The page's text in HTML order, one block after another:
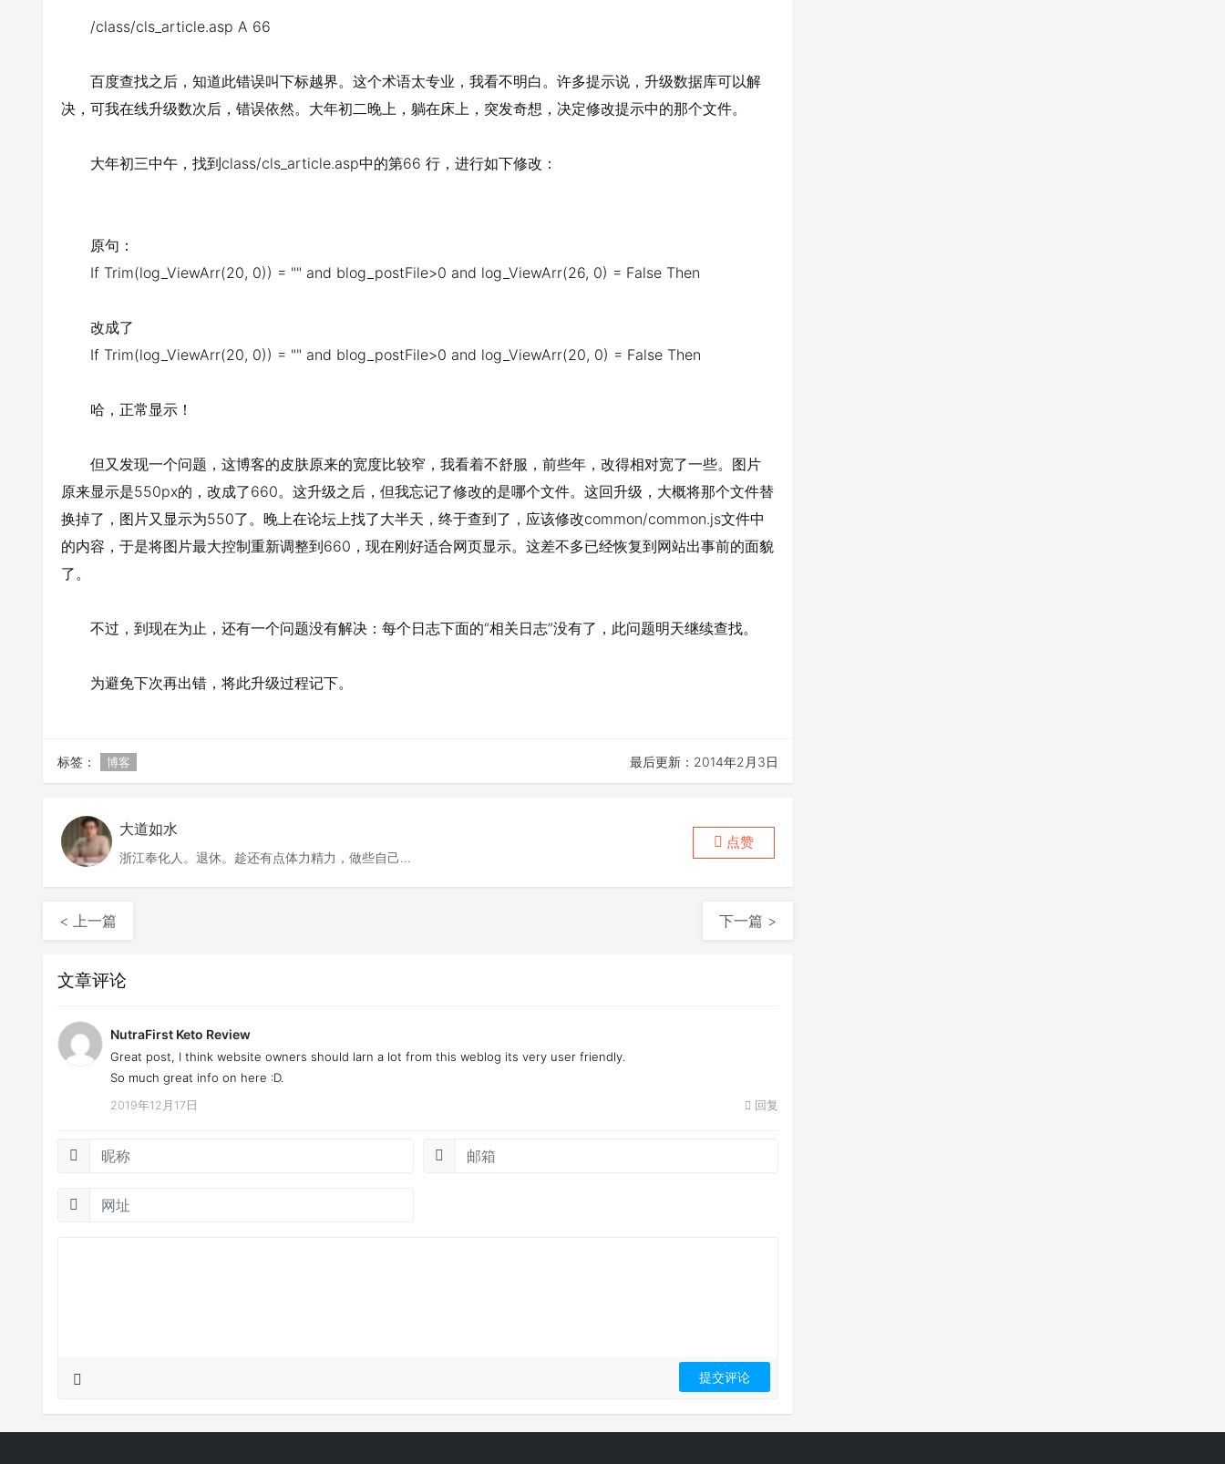
/class/cls_article.asp А 66
百度查找之后，知道此错误叫下标越界。这个术语太专业，我看不明白。许多提示说，升级数据库可以解
决，可我在线升级数次后，错误依然。大年初二晚上，躺在床上，突发奇想，决定修改提示中的那个文件。
大年初三中午，找到class/cls_article.asp中的第66 行，进行如下修改：
原句：
If Trim(log_ViewArr(20, 0)) = "" and blog_postFile>0 and log_ViewArr(26, 0) = False Then
改成了
If Trim(log_ViewArr(20, 0)) = "" and blog_postFile>0 and log_ViewArr(20, 0) = False Then
哈，正常显示！
但又发现一个问题，这博客的皮肤原来的宽度比较窄，我看着不舒服，前些年，改得相对宽了一些。图片
原来显示是550px的，改成了660。这升级之后，但我忘记了修改的是哪个文件。这回升级，大概将那个文件替
换掉了，图片又显示为550了。晚上在论坛上找了大半天，终于查到了，应该修改common/common.js文件中
的内容，于是将图片最大控制重新调整到660，现在刚好适合网页显示。这差不多已经恢复到网站出事前的面貌
了。
不过，到现在为止，还有一个问题没有解决：每个日志下面的“相关日志”没有了，此问题明天继续查找。
为避免下次再出错，将此升级过程记下。
标签： 博客 最后更新：2014年2月3日
大道如水
浙江奉化人。退休。趁还有点体力精力，做些自己喜
点赞
< 上一篇 下一篇 >
文章评论
NutraFirst Keto Review
Great post, I think website owners should larn a lot from this weblog its very user friendly.
So much great info on here :D.
2019年12月17日 回复